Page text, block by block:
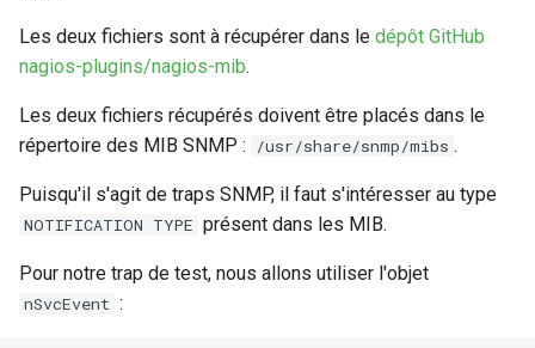
Les deux fichiers sont à récupérer dans le dépôt GitHub
nagios-plugins/nagios-mib.
Les deux fichiers récupérés doivent être placés dans le
répertoire des MIB SNMP :
/usr/share/snmp/mibs .
Puisqu'il s'agit de traps SNMP, il faut s'intéresser au type
NOTIFICATION TYPE présent dans les MIB.
Pour notre trap de test, nous allons utiliser l'objet
nSvcEvent :